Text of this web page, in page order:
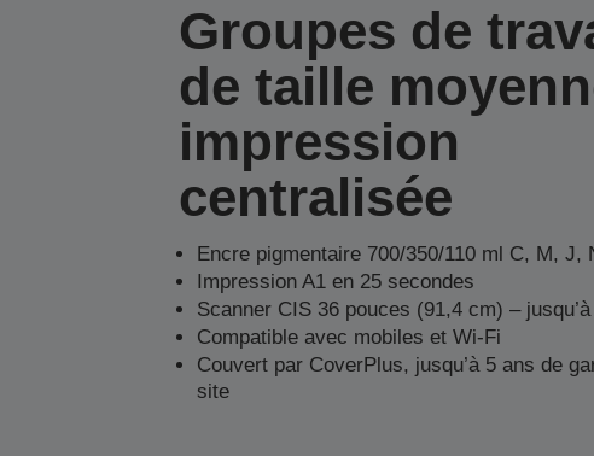
Groupes de
de taille
impression
centralisée
Encre pigmentaire 700/350/110 ml C, M, J,
Impression A1 en 25 secondes
Scanner CIS 36 pouces (91,4 cm) –
Compatible avec mobiles et Wi-Fi
Couvert par CoverPlus, jusqu’à 5 ans de
site